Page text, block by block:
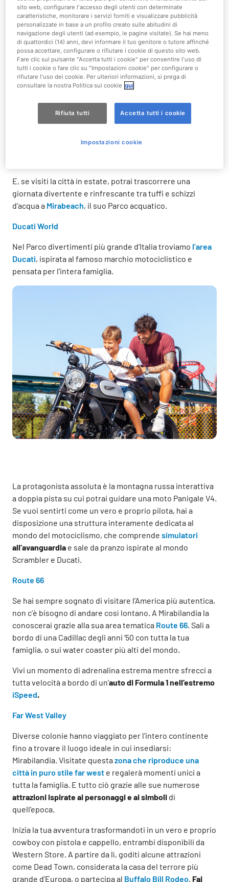
bambini si rincorrono intorno al Palazzo del Comune.
In alternativa, potresti aspettarli sorseggiando un drink
al bar. Da questa prospettiva, potrai ammirareun
bellissimo panorama dei santi patroni di Ravenna.
Cosa fare a Ravenna?
? Questo Parco divertimenti, sito a Ravenna,
è una delle migliori alternative per godersi
ettari, potrai divertirti su
E, se visiti la città in estate, potrai trascorrere una
giornata divertente e rinfrescante tra tuffi e schizzi
d’acqua a Mirabeach, il suo Parco acquatico.
Ducati World
Nel Parco divertimenti più grande d’Italia troviamo l’area
Ducati, ispirata al famoso marchio motociclistico e
pensata per l’intera famiglia.
La protagonista assoluta è la montagna russa interattiva
a doppia pista su cui potrai guidare una moto Panigale V4.
Se vuoi sentirti come un vero e proprio pilota, hai a
disposizione una struttura interamente dedicata al
mondo del motociclismo, che comprende simulatori
all’avanguardia e sale da pranzo ispirate al mondo
Scrambler e Ducati.
Route 66
Se hai sempre sognato di visitare l’America più autentica,
non c’è bisogno di andare così lontano. A Mirabilandia la
conoscerai grazie alla sua area tematica Route 66. Sali a
bordo di una Cadillac degli anni ‘50 con tutta la tua
famiglia, o sui water coaster più alti del mondo.
Vivi un momento di adrenalina estrema mentre sfrecci a
tutta velocità a bordo di un’auto di Formula 1 nell’estremo
iSpeed.
Far West Valley
Diverse colonie hanno viaggiato per l’intero continente
fino a trovare il luogo ideale in cui insediarsi:
Mirabilandia. Visitate questazona che riproduce una
città in puro stile far west e regalerà momenti unici a
tutta la famiglia. E tutto ciò grazie alle sue numerose
attrazioni ispirate ai personaggi e ai simboli di
quell’epoca.
Inizia la tua avventura trasformandoti in un vero e proprio
cowboy con pistola e cappello, entrambi disponibili da
Western Store. A partire da lì, goditi alcune attrazioni
come Dead Town, considerata la casa del terrore più
grande d’Europa, o partecipa al Buffalo Bill Rodeo. Fai
sito web, configurare l'accesso degli utenti con determinate
caratteristiche, monitorare i servizi forniti e visualizzare pubblicità
personalizzate in base a un profilo creato sulle abitudini di
navigazione degli utenti (ad esempio, le pagine visitate). Se hai meno
di quattordici (14) anni, devi informare il tuo genitore o tutore affinché
possa accettare, configurare o rifiutare i cookie di questo sito web.
Fare clic sul pulsante "Accetta tutti i cookie" per consentire l'uso di
tutti i cookie o fare clic su "Impostazioni cookie" per configurare o
rifiutare l'uso dei cookie. Per ulteriori informazioni, si prega di
consultare la nostra Politica sui cookie qui
Rifiuta tutti Accetta tutti i cookie
Impostazioni cookie